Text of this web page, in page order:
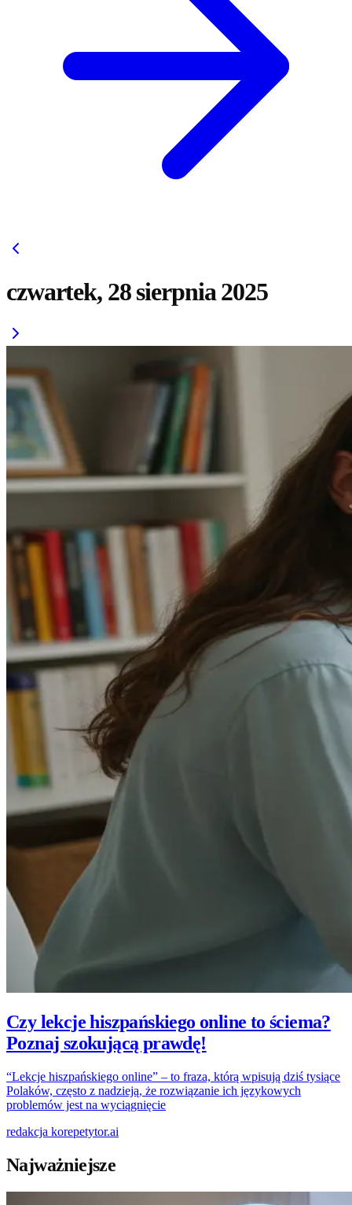
czwartek, 28 sierpnia 2025
Czy lekcje hiszpańskiego online to ściema?
Poznaj szokującą prawdę!
“Lekcje hiszpańskiego online” – to fraza, którą wpisują dziś tysiące
Polaków, często z nadzieją, że rozwiązanie ich językowych
problemów jest na wyciągnięcie
redakcja korepetytor.ai
Najważniejsze